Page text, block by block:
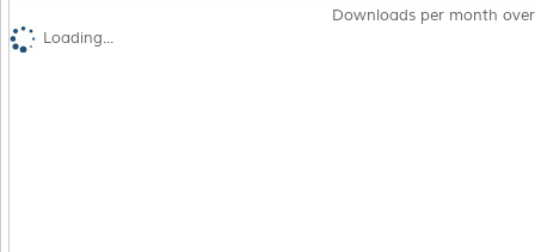
Downloads per month
Loading...